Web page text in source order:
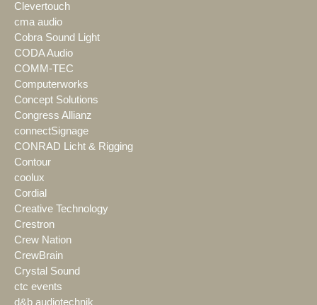
Clevertouch
cma audio
Cobra Sound Light
CODA Audio
COMM-TEC
Computerworks
Concept Solutions
Congress Allianz
connectSignage
CONRAD Licht & Rigging
Contour
coolux
Cordial
Creative Technology
Crestron
Crew Nation
CrewBrain
Crystal Sound
ctc events
d&b audiotechnik